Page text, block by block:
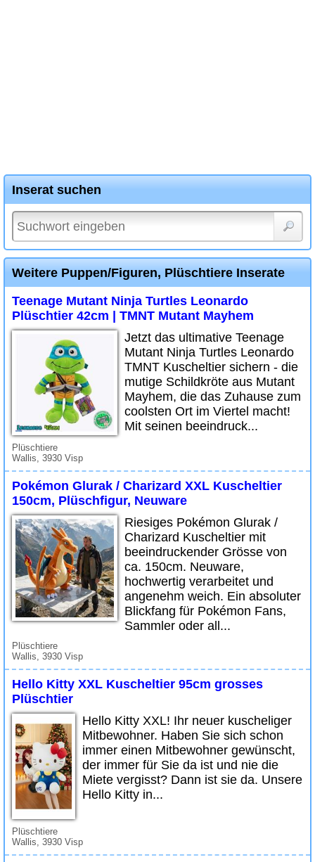
Inserat suchen
Weitere Puppen/Figuren, Plüschtiere Inserate
Teenage Mutant Ninja Turtles Leonardo
Plüschtier 42cm | TMNT Mutant Mayhem
Jetzt das ultimative Teenage
Mutant Ninja Turtles Leonardo
TMNT Kuscheltier sichern - die
mutige Schildkröte aus Mutant
Mayhem, die das Zuhause zum
coolsten Ort im Viertel macht!
Mit seinen beeindruck...
Plüschtiere
Wallis, 3930 Visp
Pokémon Glurak / Charizard XXL Kuscheltier
150cm, Plüschfigur, Neuware
Riesiges Pokémon Glurak /
Charizard Kuscheltier mit
beeindruckender Grösse von
ca. 150cm. Neuware,
hochwertig verarbeitet und
angenehm weich. Ein absoluter
Blickfang für Pokémon Fans,
Sammler oder all...
Plüschtiere
Wallis, 3930 Visp
Hello Kitty XXL Kuscheltier 95cm grosses
Plüschtier
Hello Kitty XXL! Ihr neuer kuscheliger
Mitbewohner. Haben Sie sich schon
immer einen Mitbewohner gewünscht,
der immer für Sie da ist und nie die
Miete vergisst? Dann ist sie da. Unsere
Hello Kitty in...
Plüschtiere
Wallis, 3930 Visp